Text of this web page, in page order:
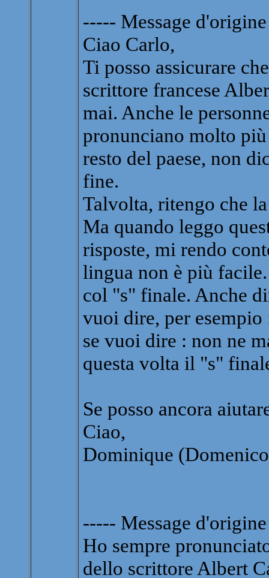
----- Message
Ciao Carlo,
Ti posso assicurare
scrittore francese
mai. Anche le
pronunciano molto
resto del paese, non
fine.
Talvolta, ritengo che
Ma quando leggo
risposte, mi rendo
lingua non è più
col "s" finale. Anche
vuoi dire, per
se vuoi dire : non ne
questa volta il "s"
Se posso ancora
Ciao,
Dominique
----- Message
Ho sempre
dello scrittore Albert